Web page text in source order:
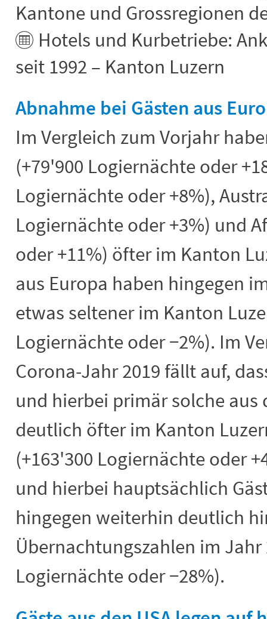
Kantone und Grossregionen
Hotels und Kurbetriebe:
seit 1992 – Kanton Luzern
Abnahme bei Gästen aus
Im Vergleich zum Vorjahr
(+79'900 Logiernächte oder
Logiernächte oder +8%),
Logiernächte oder +3%) und
oder +11%) öfter im Kanton
aus Europa haben hingegen
etwas seltener im Kanton
Logiernächte oder −2%). Im
Corona-Jahr 2019 fällt auf,
und hierbei primär solche aus
deutlich öfter im Kanton
(+163'300 Logiernächte oder
und hierbei hauptsächlich
hingegen weiterhin deutlich
Übernachtungszahlen im Jahr
Logiernächte oder −28%).